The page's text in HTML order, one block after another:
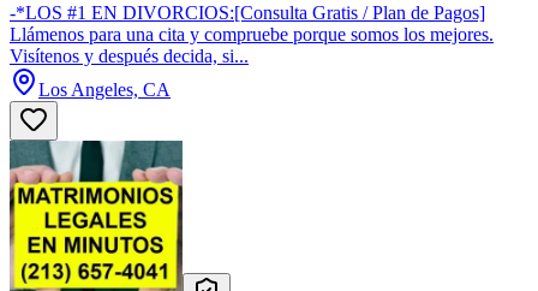
-*LOS #1 EN DIVORCIOS:[Consulta Gratis / Plan de Pagos]
Llámenos para una cita y compruebe porque somos los mejores.
Visítenos y después decida, si...
Los Angeles, CA